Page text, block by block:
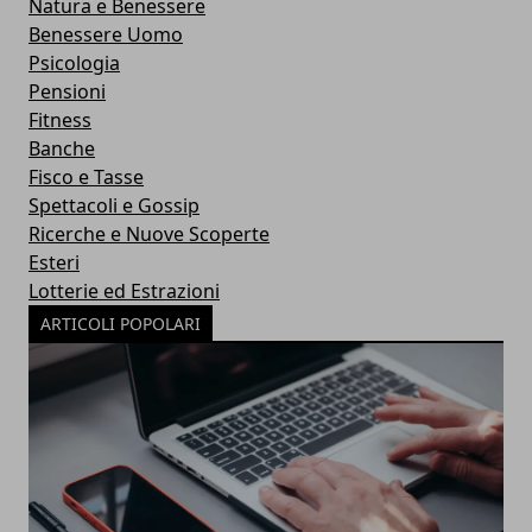
Natura e Benessere
Benessere Uomo
Psicologia
Pensioni
Fitness
Banche
Fisco e Tasse
Spettacoli e Gossip
Ricerche e Nuove Scoperte
Esteri
Lotterie ed Estrazioni
ARTICOLI POPOLARI